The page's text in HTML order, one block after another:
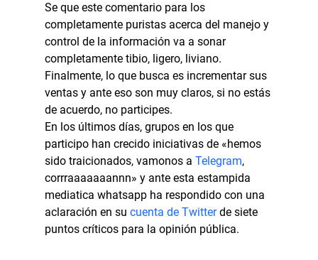
Se que este comentario para los
completamente puristas acerca del manejo y
control de la información va a sonar
completamente tibio, ligero, liviano.
Finalmente, lo que busca es incrementar sus
ventas y ante eso son muy claros, si no estás
de acuerdo, no participes.
En los últimos días, grupos en los que
participo han crecido iniciativas de «hemos
sido traicionados, vamonos a Telegram,
corrraaaaaaannn» y ante esta estampida
mediatica whatsapp ha respondido con una
aclaración en su cuenta de Twitter de siete
puntos críticos para la opinión pública.